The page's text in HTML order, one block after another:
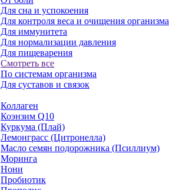
Для сна и успокоения
Для контроля веса и очищения организма
Для иммунитета
Для нормализации давления
Для пищеварения
Смотреть все
По системам организма
Для суставов и связок
Коллаген
Коэнзим Q10
Куркума (Плай)
Лемонграсс (Цитронелла)
Масло семян подорожника (Псиллиум)
Моринга
Нони
Пробиотик